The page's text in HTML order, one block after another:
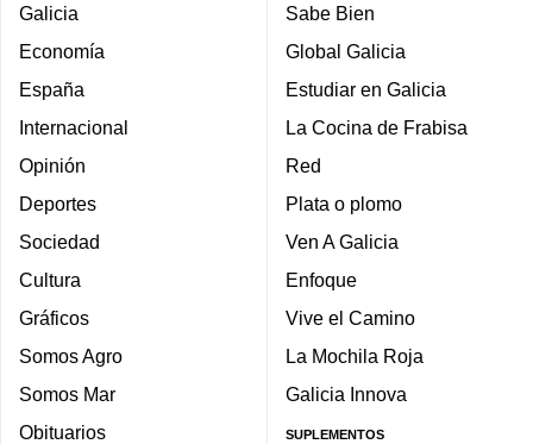
Galicia
Economía
España
Internacional
Opinión
Deportes
Sociedad
Cultura
Gráficos
Somos Agro
Somos Mar
Obituarios
Sabe Bien
Global Galicia
Estudiar en Galicia
La Cocina de Frabisa
Red
Plata o plomo
Ven A Galicia
Enfoque
Vive el Camino
La Mochila Roja
Galicia Innova
SUPLEMENTOS